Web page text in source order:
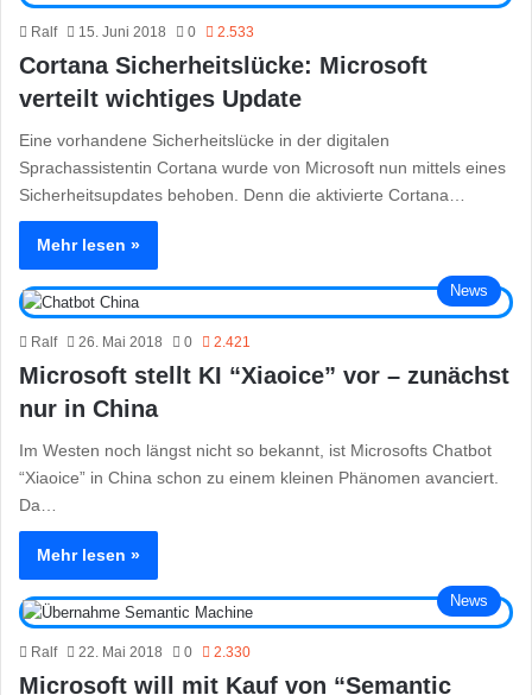
Ralf 15. Juni 2018 0 2.533
Cortana Sicherheitslücke: Microsoft
verteilt wichtiges Update
Eine vorhandene Sicherheitslücke in der digitalen
Sprachassistentin Cortana wurde von Microsoft nun mittels eines
Sicherheitsupdates behoben. Denn die aktivierte Cortana…
Mehr lesen »
News
Ralf 26. Mai 2018 0 2.421
Microsoft stellt KI “Xiaoice” vor – zunächst
nur in China
Im Westen noch längst nicht so bekannt, ist Microsofts Chatbot
“Xiaoice” in China schon zu einem kleinen Phänomen avanciert.
Da…
Mehr lesen »
News
Ralf 22. Mai 2018 0 2.330
Microsoft will mit Kauf von “Semantic